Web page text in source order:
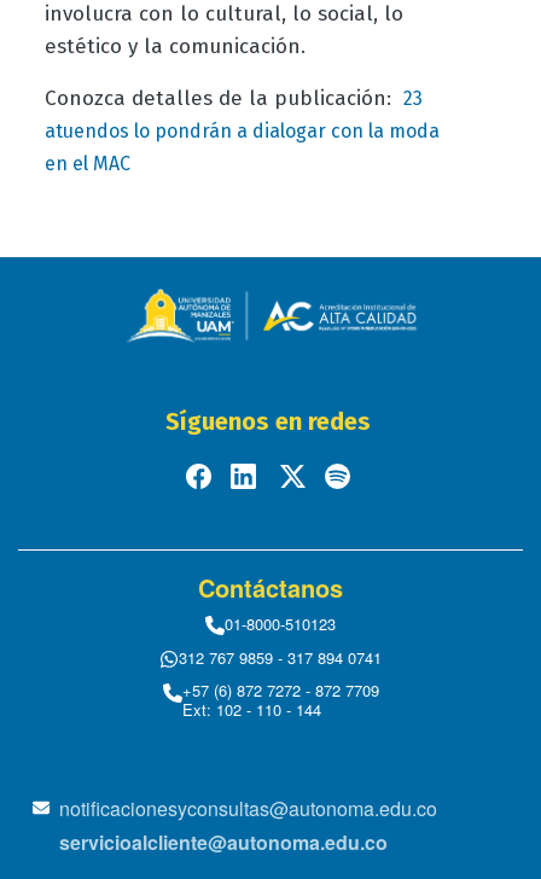
involucra con lo cultural, lo social, lo
estético y la comunicación.
Conozca detalles de la publicación: 23
atuendos lo pondrán a dialogar con la moda
en el MAC
Síguenos en redes
Contáctanos
01-8000-510123
312 767 9859 - 317 894 0741
+57 (6) 872 7272 - 872 7709
Ext: 102 - 110 - 144
notificacionesyconsultas@autonoma.edu.co
servicioalcliente@autonoma.edu.co